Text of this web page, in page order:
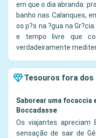
em que o dia abranda:
banho nas Calanques,
os p?s na ?gua na
e tempo livre que
verdadeiramente
Tesouros fora
Saborear uma focaccia
Boccadasse
Os viajantes apreciam
sensação de sair de